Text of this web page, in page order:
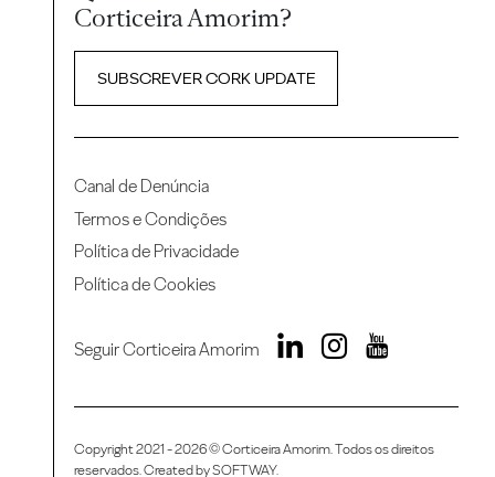
Corticeira Amorim?
SUBSCREVER CORK UPDATE
Canal de Denúncia
Termos e Condições
Política de Privacidade
Política de Cookies
Seguir Corticeira Amorim
Copyright 2021 - 2026 © Corticeira Amorim. Todos os direitos
reservados. Created bySOFTWAY.